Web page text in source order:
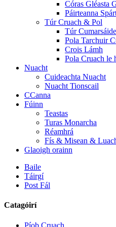
Córas Gléasta
Páirteanna
Túr Cruach & Pol
Túr
Pola Tarchuir
Crois Lámh
Pola Cruach le
Nuacht
Cuideachta Nuacht
Nuacht Tionscail
CCanna
Fúinn
Teastas
Turas Monarcha
Réamhrá
Fís & Misean &
Glaoigh orainn
Baile
Táirgí
Post Fál
Catagóirí
Píob Cruach